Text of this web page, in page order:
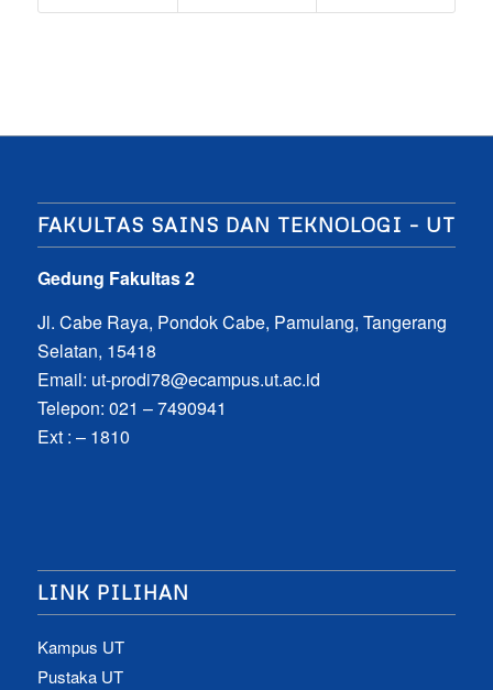
FAKULTAS SAINS DAN TEKNOLOGI – UT
Gedung Fakultas 2
Jl. Cabe Raya, Pondok Cabe, Pamulang, Tangerang
Selatan, 15418
Email: ut-prodi78@ecampus.ut.ac.id
Telepon: 021 – 7490941
Ext : – 1810
LINK PILIHAN
Kampus UT
Pustaka UT